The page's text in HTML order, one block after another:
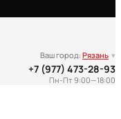
Ваш город: Рязань ▾
+7 (977) 473-28-93
Пн-Пт 9:00—18:00